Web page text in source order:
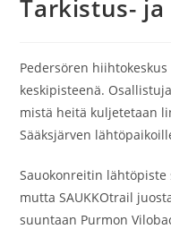
Tarkistus-
Pedersören
keskipisteenä.
mistä heitä kuljetetaan
Sääksjärven
Sauokonreitin
mutta SAUKKOtrail
suuntaan Purmon